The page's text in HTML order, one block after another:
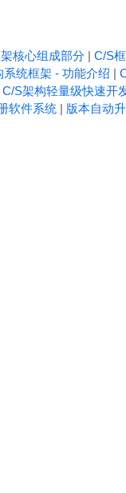
核心组成部分 | C/S
系统框架 - 功能介绍 |
C/S架构轻量级快速开
软件系统 | 版本自动